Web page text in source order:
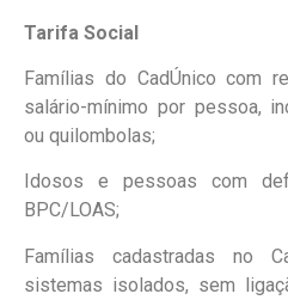
Tarifa Social
Famílias do CadÚnico com
salário-mínimo por pessoa,
ou quilombolas;
Idosos e pessoas com
BPC/LOAS;
Famílias cadastradas no
sistemas isolados, sem